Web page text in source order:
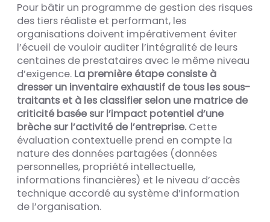
Pour bâtir un programme de gestion des risques
des tiers réaliste et performant, les
organisations doivent impérativement éviter
l’écueil de vouloir auditer l’intégralité de leurs
centaines de prestataires avec le même niveau
d’exigence. La première étape consiste à
dresser un inventaire exhaustif de tous les sous-
traitants et à les classifier selon une matrice de
criticité basée sur l’impact potentiel d’une
brèche sur l’activité de l’entreprise. Cette
évaluation contextuelle prend en compte la
nature des données partagées (données
personnelles, propriété intellectuelle,
informations financières) et le niveau d’accès
technique accordé au système d’information
de l’organisation.